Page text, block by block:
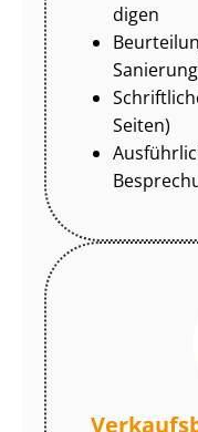
di­gen
Seiten)